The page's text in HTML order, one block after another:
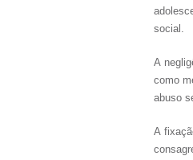
social.
A
como
abuso
A